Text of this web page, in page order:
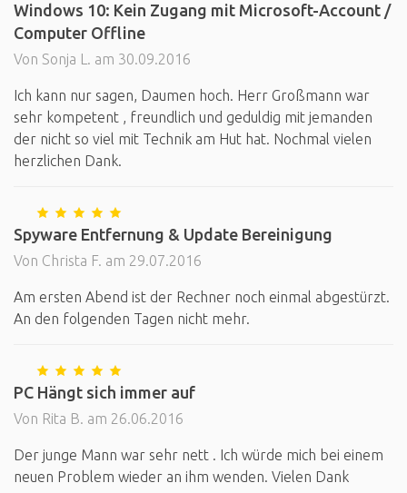
Windows 10: Kein Zugang mit Microsoft-Account /
Computer Offline
Von Sonja L. am 30.09.2016
Ich kann nur sagen, Daumen hoch. Herr Großmann war
sehr kompetent , freundlich und geduldig mit jemanden
der nicht so viel mit Technik am Hut hat. Nochmal vielen
herzlichen Dank.
Spyware Entfernung & Update Bereinigung
Von Christa F. am 29.07.2016
Am ersten Abend ist der Rechner noch einmal abgestürzt.
An den folgenden Tagen nicht mehr.
PC Hängt sich immer auf
Von Rita B. am 26.06.2016
Der junge Mann war sehr nett . Ich würde mich bei einem
neuen Problem wieder an ihm wenden. Vielen Dank